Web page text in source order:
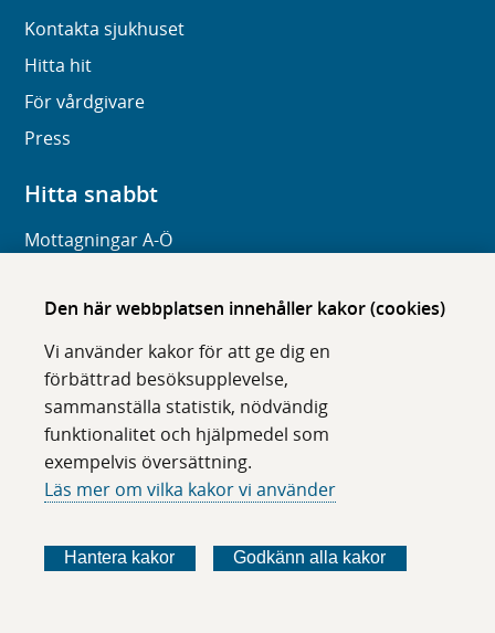
Den här webbplatsen innehåller kakor (cookies)
Vi använder kakor för att ge dig en
förbättrad besöksupplevelse,
sammanställa statistik, nödvändig
funktionalitet och hjälpmedel som
exempelvis översättning.
Läs mer om vilka kakor vi använder
Hantera kakor Godkänn alla kakor
Kontakta sjukhuset
Hitta hit
För vårdgivare
Press
Hitta snabbt
Mottagningar A-Ö
Organisation
Digitala tjänster
Om webbplatsen
Om karolinska.se
Navigation och hittbarhet
Om cookies